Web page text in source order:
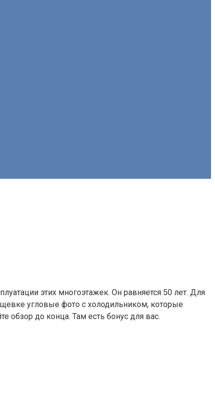
этих многоэтажек. Он равняется 50 лет. Для
угловые фото с холодильником, которые
обзор до конца. Там есть бонус для вас.